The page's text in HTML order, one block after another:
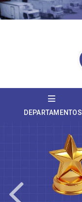
DEPARTAMENTOS